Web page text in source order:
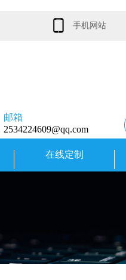
手机网站
邮箱
2534224609@qq.com
在线定制